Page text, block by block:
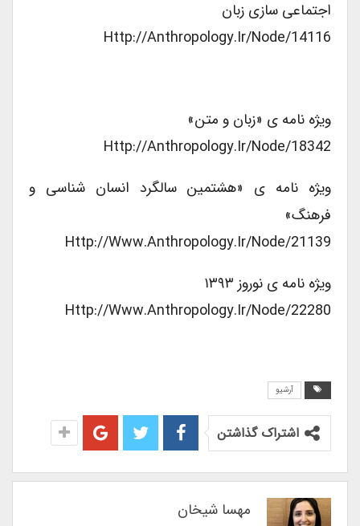
اجتماعی سازی زبان
Http://anthropology.ir/node/14116
ویژه نامه ی «زبان و متن»
Http://anthropology.ir/node/18342
ویژه نامه ی «هشتمین سالگرد انسان شناسی و
فرهنگ»
Http://www.anthropology.ir/node/21139
ویژه نامه ی نوروز ۱۳۹۳
Http://www.anthropology.ir/node/22280
آرشیو
اشتراک گذاشتن
مهسا شیخان